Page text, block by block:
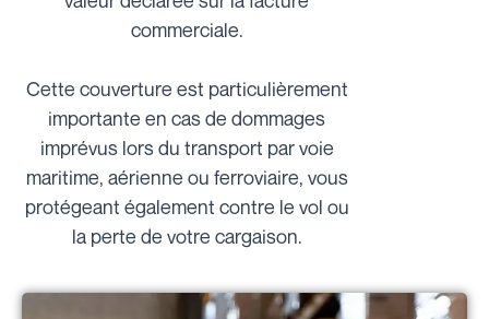
commerciale.
Cette couverture est particulièrement
importante en cas de dommages
imprévus lors du transport par voie
maritime, aérienne ou ferroviaire, vous
protégeant également contre le vol ou
la perte de votre cargaison.